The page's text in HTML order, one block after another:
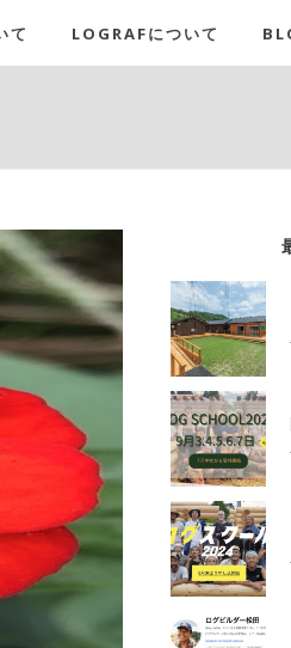
て LOGRAFについて